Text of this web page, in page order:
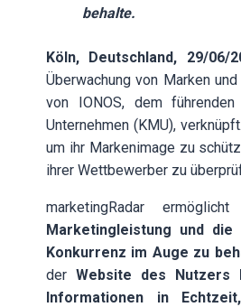
behalte.
Köln, Deutschland, 29/06/
Überwachung von Marken
von IONOS, dem führenden
Unternehmen (KMU),
um ihr Markenimage zu
ihrer Wettbewerber zu
marketingRadar
Marketingleistung und
Konkurrenz im Auge zu
derWebsite des Nutzers
Informationen in